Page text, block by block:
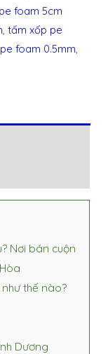
foam 5cm
,tấm xốp pe
foam 0.5mm,
Nơi bán cuộn
thế nào?
Dương